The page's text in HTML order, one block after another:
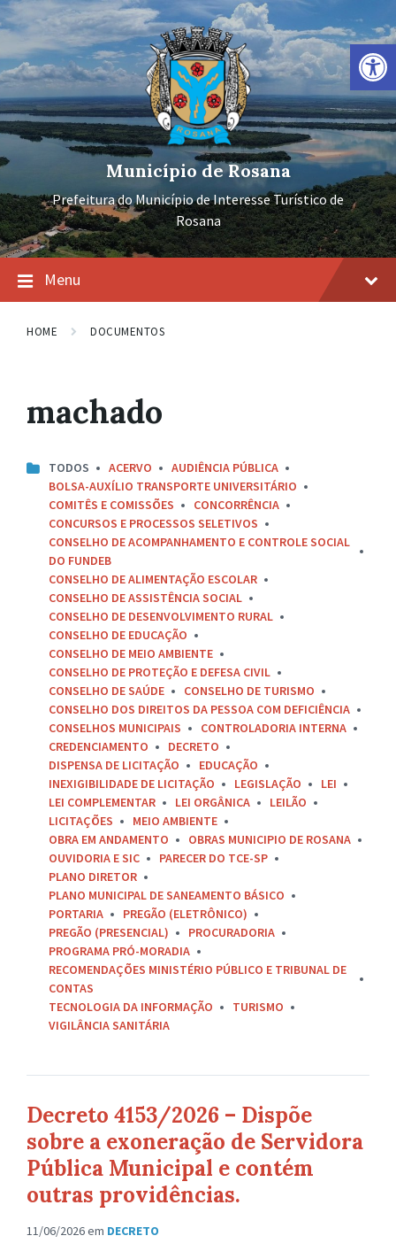
Barra de Ferramentas Aberta
Ir
para
conteúdo
Pular
para
navegação
principal
Pular
para
rodapé
Município de Rosana
Prefeitura do Município de Interesse Turístico de
Rosana
Menu
HOME DOCUMENTOS
machado
TODOS ACERVO
AUDIÊNCIA PÚBLICA
BOLSA-AUXÍLIO TRANSPORTE UNIVERSITÁRIO
COMITÊS E COMISSÕES
CONCORRÊNCIA
CONCURSOS E PROCESSOS SELETIVOS
CONSELHO DE ACOMPANHAMENTO E CONTROLE SOCIAL
DO FUNDEB
CONSELHO DE ALIMENTAÇÃO ESCOLAR
CONSELHO DE ASSISTÊNCIA SOCIAL
CONSELHO DE DESENVOLVIMENTO RURAL
CONSELHO DE EDUCAÇÃO
CONSELHO DE MEIO AMBIENTE
CONSELHO DE PROTEÇÃO E DEFESA CIVIL
CONSELHO DE SAÚDE
CONSELHO DE TURISMO
CONSELHO DOS DIREITOS DA PESSOA COM DEFICIÊNCIA
CONSELHOS MUNICIPAIS
CONTROLADORIA INTERNA
CREDENCIAMENTO
DECRETO
DISPENSA DE LICITAÇÃO
EDUCAÇÃO
INEXIGIBILIDADE DE LICITAÇÃO
LEGISLAÇÃO
LEI
LEI COMPLEMENTAR
LEI ORGÂNICA
LEILÃO
LICITAÇÕES
MEIO AMBIENTE
OBRA EM ANDAMENTO
OBRAS MUNICIPIO DE ROSANA
OUVIDORIA E SIC
PARECER DO TCE-SP
PLANO DIRETOR
PLANO MUNICIPAL DE SANEAMENTO BÁSICO
PORTARIA
PREGÃO (ELETRÔNICO)
PREGÃO (PRESENCIAL)
PROCURADORIA
PROGRAMA PRÓ-MORADIA
RECOMENDAÇÕES MINISTÉRIO PÚBLICO E TRIBUNAL DE
CONTAS
TECNOLOGIA DA INFORMAÇÃO
TURISMO
VIGILÂNCIA SANITÁRIA
Decreto 4153/2026 – Dispõe
sobre a exoneração de Servidora
Pública Municipal e contém
outras providências.
11/06/2026em DECRETO